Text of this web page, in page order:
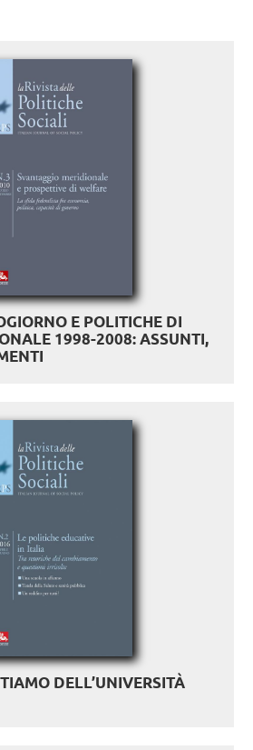
E POLITICHE DI
1998-2008: ASSUNTI,
DELL’UNIVERSITÀ